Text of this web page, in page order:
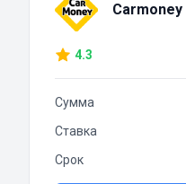
Carmoney
4.3
Сумма
Ставка
Срок